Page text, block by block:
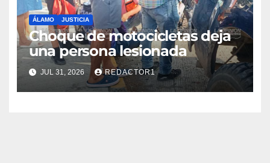
ÁLAMO JUSTICIA
Choque de motocicletas deja
una persona lesionada
JUL 31, 2026 REDACTOR1